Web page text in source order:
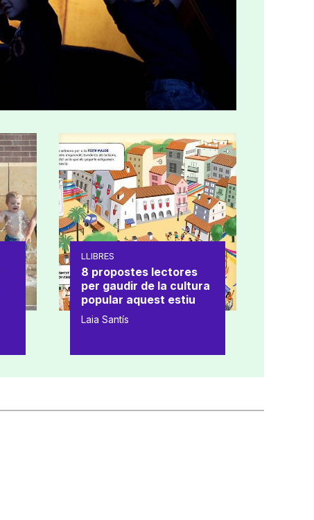
LLIBRES
8 propostes lectores
per gaudir de la cultura
popular aquest estiu
Laia Santís